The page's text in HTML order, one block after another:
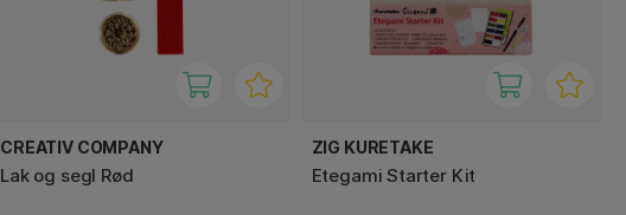
CREATIV COMPANY
Lak og segl Rød
ZIG KURETAKE
Etegami Starter Kit